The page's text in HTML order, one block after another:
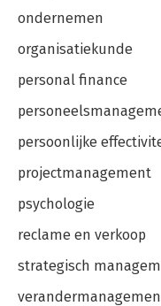
ondernemen
organisatiekunde
personal finance
persoonlijke
projectmanagement
psychologie
reclame en verkoop
strategisch